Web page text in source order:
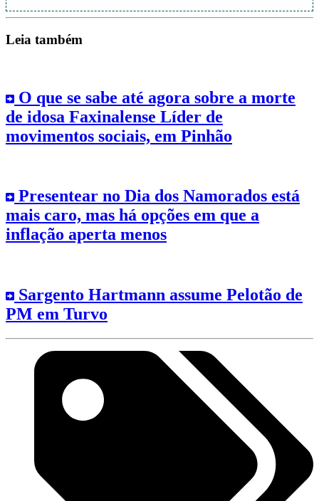
Leia também
O que se sabe até agora sobre a morte
de idosa Faxinalense Líder de
movimentos sociais, em Pinhão
Presentear no Dia dos Namorados está
mais caro, mas há opções em que a
inflação aperta menos
Sargento Hartmann assume Pelotão de
PM em Turvo